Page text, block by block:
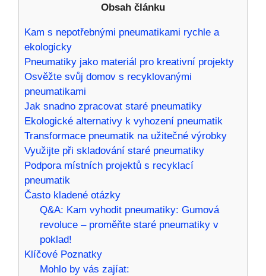
Obsah článku
Kam s nepotřebnými pneumatikami rychle a
ekologicky
Pneumatiky jako materiál pro kreativní projekty
Osvěžte svůj domov s recyklovanými
pneumatikami
Jak snadno zpracovat staré pneumatiky
Ekologické alternativy k vyhození pneumatik
Transformace pneumatik na užitečné výrobky
Využijte při skladování staré pneumatiky
Podpora místních projektů s recyklací
pneumatik
Často kladené otázky
Q&A: Kam vyhodit pneumatiky: Gumová
revoluce – proměňte staré pneumatiky v
poklad!
Klíčové Poznatky
Mohlo by vás zajíat: